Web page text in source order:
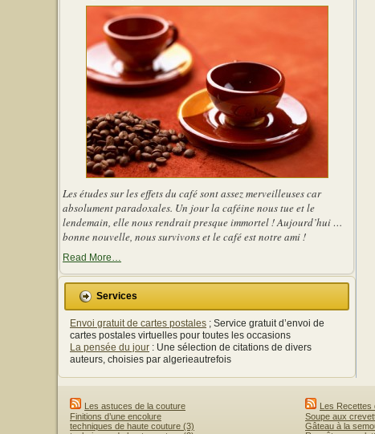
Les études sur les effets du café sont assez merveilleuses car
absolument paradoxales. Un jour la caféine nous tue et le
lendemain, elle nous rendrait presque immortel ! Aujourd’hui …
bonne nouvelle, nous survivons et le café est notre ami !
Read More
effets
du
café
sont
assez
merveilleuses
car
absolument
…
Services
Envoi gratuit de cartes postales ; Service gratuit d’envoi de
cartes postales virtuelles pour toutes les occasions
La pensée du jour : Une sélection de citations de divers
auteurs, choisies par algerieautrefois
Les astuces de la couture
Finitions d’une encolure
techniques de haute couture (3)
Les Recettes
Soupe aux
Gâteau à la